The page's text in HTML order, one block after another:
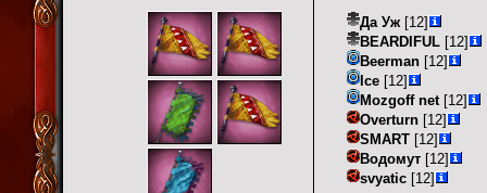
Да Уж [12]
BEARDIFUL [12]
Beerman [12]
Ice [12]
Mozgoff net[12]
Overturn [12]
SMART [12]
Водомут [12]
svyatic [12]